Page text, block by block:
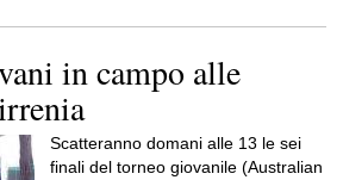
in campo alle
Scatteranno domani alle 13 le sei
finali del torneo giovanile (Australian